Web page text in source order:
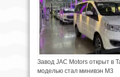
Завод JAC Motors открыт в
моделью стал минивэн M3